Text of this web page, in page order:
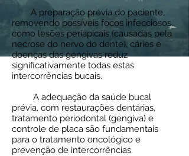
A preparação prévia do paciente,
removendo possíveis focos infecciosos,
como lesões periapicais (causadas pela
necrose do nervo do dente), cáries e
doenças das gengivas reduz
significativamente todas estas
intercorrências bucais.
A adequação da saúde bucal
prévia, com restaurações dentárias,
tratamento periodontal (gengiva) e
controle de placa são fundamentais
para o tratamento oncológico e
prevenção de intercorrências.